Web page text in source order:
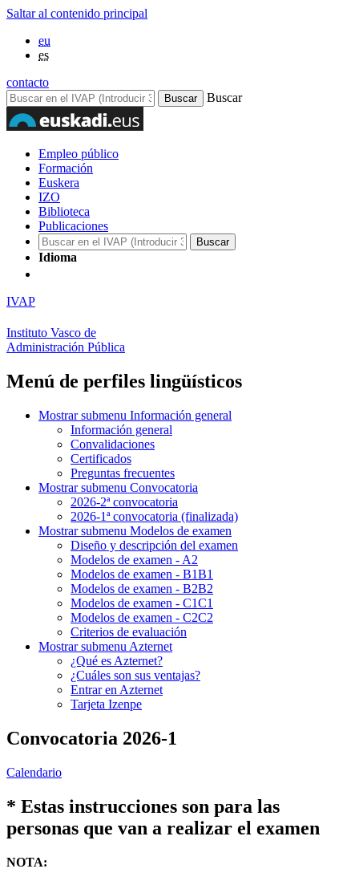
Saltar al contenido principal
eu
es
contacto
Buscar
Empleo público
Formación
Euskera
IZO
Biblioteca
Publicaciones
Idioma
IVAP
Instituto Vasco de
Administración Pública
Menú de perfiles lingüísticos
Mostrar submenu Información general
Información general
Convalidaciones
Certificados
Preguntas frecuentes
Mostrar submenu Convocatoria
2026-2ª convocatoria
2026-1ª convocatoria (finalizada)
Mostrar submenu Modelos de examen
Diseño y descripción del examen
Modelos de examen - A2
Modelos de examen - B1B1
Modelos de examen - B2B2
Modelos de examen - C1C1
Modelos de examen - C2C2
Criterios de evaluación
Mostrar submenu Azternet
¿Qué es Azternet?
¿Cuáles son sus ventajas?
Entrar en Azternet
Tarjeta Izenpe
Convocatoria 2026-1
Calendario
* Estas instrucciones son para las
personas que van a realizar el examen
NOTA: